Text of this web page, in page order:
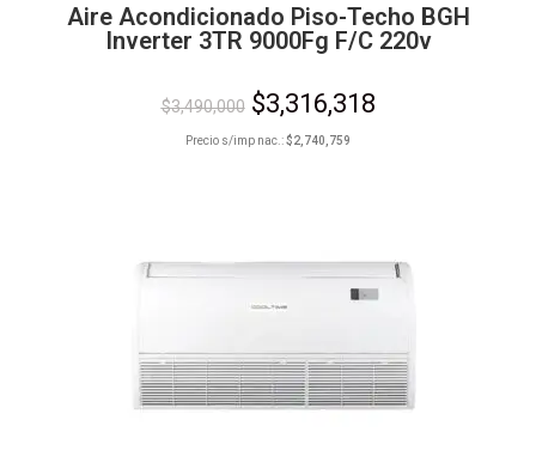
Aire Acondicionado Piso-Techo BGH
Inverter 3TR 9000Fg F/C 220v
$3,490,000 $3,316,318
Precio s/imp nac.:$2,740,759